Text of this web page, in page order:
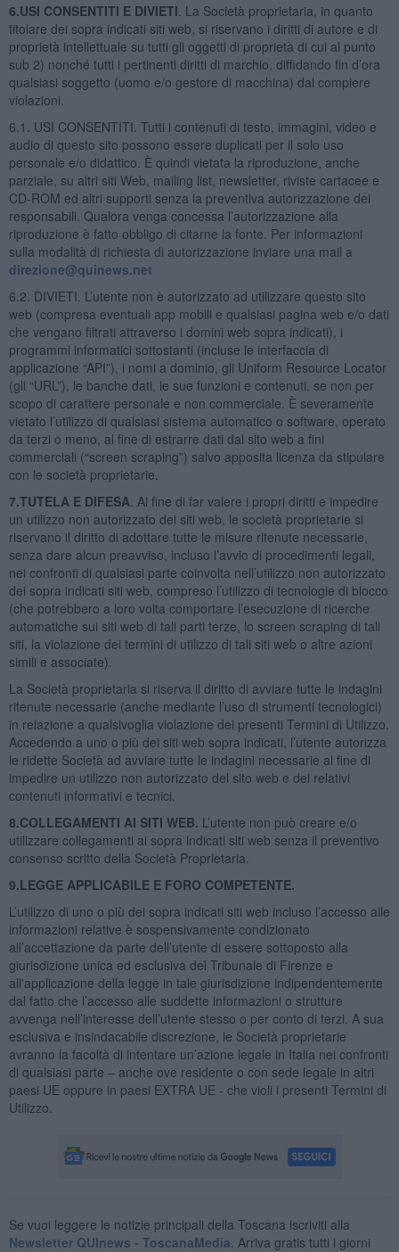
6.USI CONSENTITI E DIVIETI . La Società proprietaria, in quanto
titolare dei sopra indicati siti web, si riservano i diritti di autore e di
proprietà intellettuale su tutti gli oggetti di proprietà di cui al punto
sub 2) nonché tutti i pertinenti diritti di marchio, diffidando fin d’ora
qualsiasi soggetto (uomo e/o gestore di macchina) dal compiere
violazioni.
6.1. USI CONSENTITI. Tutti i contenuti di testo, immagini, video e
audio di questo sito possono essere duplicati per il solo uso
personale e/o didattico. È quindi vietata la riproduzione, anche
parziale, su altri siti Web, mailing list, newsletter, riviste cartacee e
CD-ROM ed altri supporti senza la preventiva autorizzazione dei
responsabili. Qualora venga concessa l’autorizzazione alla
riproduzione è fatto obbligo di citarne la fonte. Per informazioni
sulla modalità di richiesta di autorizzazione inviare una mail a
direzione@quinews.net
6.2. DIVIETI. L’utente non è autorizzato ad utilizzare questo sito
web (compresa eventuali app mobili e qualsiasi pagina web e/o dati
che vengano filtrati attraverso i domini web sopra indicati), i
programmi informatici sottostanti (incluse le interfaccia di
applicazione “API”), i nomi a dominio, gli Uniform Resource Locator
(gli “URL”), le banche dati, le sue funzioni e contenuti, se non per
scopo di carattere personale e non commerciale. È severamente
vietato l’utilizzo di qualsiasi sistema automatico o software, operato
da terzi o meno, al fine di estrarre dati dal sito web a fini
commerciali (“screen scraping”) salvo apposita licenza da stipulare
con le società proprietarie.
7.TUTELA E DIFESA . Al fine di far valere i propri diritti e impedire
un utilizzo non autorizzato dei siti web, le società proprietarie si
riservano il diritto di adottare tutte le misure ritenute necessarie,
senza dare alcun preavviso, incluso l’avvio di procedimenti legali,
nei confronti di qualsiasi parte coinvolta nell’utilizzo non autorizzato
dei sopra indicati siti web, compreso l’utilizzo di tecnologie di blocco
(che potrebbero a loro volta comportare l’esecuzione di ricerche
automatiche sui siti web di tali parti terze, lo screen scraping di tali
siti, la violazione dei termini di utilizzo di tali siti web o altre azioni
simili e associate).
La Società proprietaria si riserva il diritto di avviare tutte le indagini
ritenute necessarie (anche mediante l’uso di strumenti tecnologici)
in relazione a qualsivoglia violazione dei presenti Termini di Utilizzo.
Accedendo a uno o più dei siti web sopra indicati, l’utente autorizza
le ridette Società ad avviare tutte le indagini necessarie al fine di
impedire un utilizzo non autorizzato del sito web e dei relativi
contenuti informativi e tecnici.
8.COLLEGAMENTI AI SITI WEB. L’utente non può creare e/o
utilizzare collegamenti ai sopra indicati siti web senza il preventivo
consenso scritto della Società Proprietaria.
9.LEGGE APPLICABILE E FORO COMPETENTE.
L’utilizzo di uno o più dei sopra indicati siti web incluso l’accesso alle
informazioni relative è sospensivamente condizionato
all’accettazione da parte dell’utente di essere sottoposto alla
giurisdizione unica ed esclusiva del Tribunale di Firenze e
all'applicazione della legge in tale giurisdizione indipendentemente
dal fatto che l’accesso alle suddette informazioni o strutture
avvenga nell’interesse dell’utente stesso o per conto di terzi. A sua
esclusiva e insindacabile discrezione, le Società proprietarie
avranno la facoltà di intentare un’azione legale in Italia nei confronti
di qualsiasi parte – anche ove residente o con sede legale in altri
paesi UE oppure in paesi EXTRA UE - che violi i presenti Termini di
Utilizzo.
Se vuoi leggere le notizie principali della Toscana iscriviti alla
Newsletter QUInews - ToscanaMedia. Arriva gratis tutti i giorni